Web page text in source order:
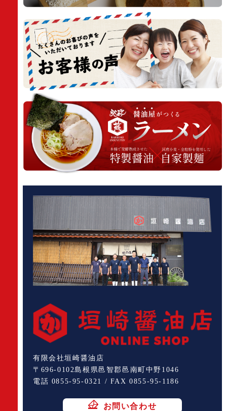
有限会社垣崎醤油店
〒696-0102島根県邑智郡邑南町中野1046
電話 0855-95-0321 / FAX 0855-95-1186
お問い合わせ